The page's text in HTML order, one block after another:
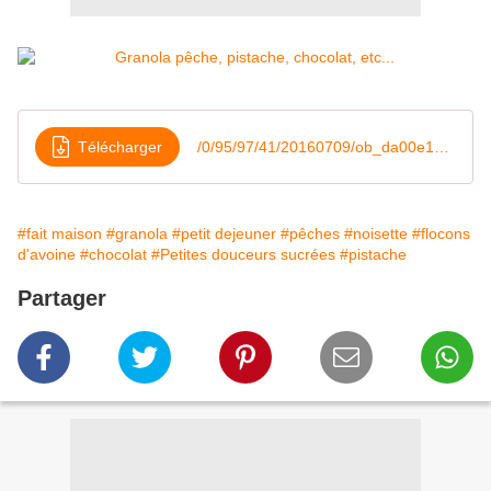
Télécharger
#fait maison #granola #petit dejeuner #pêches #noisette #flocons
d'avoine #chocolat #Petites douceurs sucrées #pistache
Partager